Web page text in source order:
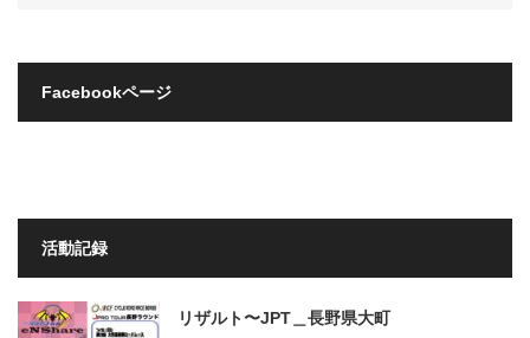
Facebookページ
活動記録
リザルト〜JPT＿長野県大町